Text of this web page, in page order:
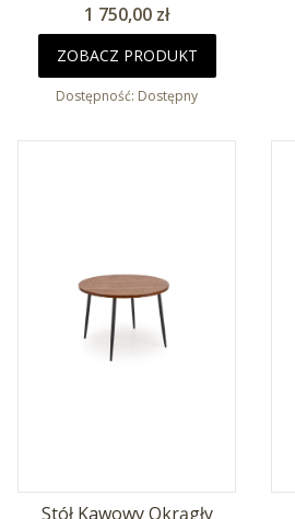
Cena
1 750,00 zł
ZOBACZ PRODUKT
Dostępność: Dostępny
Stół Kawowy Okrągły